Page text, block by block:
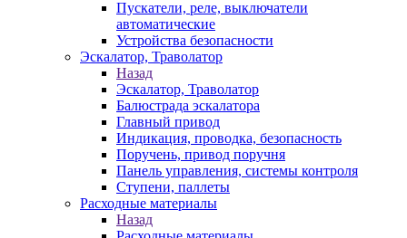
Пускатели, реле, выключатели
автоматические
Устройства безопасности
Эскалатор, Траволатор
Назад
Эскалатор, Траволатор
Балюстрада эскалатора
Главный привод
Индикация, проводка, безопасность
Поручень, привод поручня
Панель управления, системы контроля
Ступени, паллеты
Расходные материалы
Назад